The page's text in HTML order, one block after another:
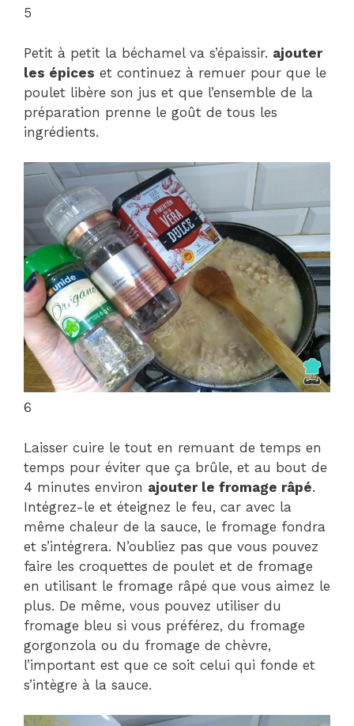
5
Petit à petit la béchamel va s’épaissir. ajouter
les épices et continuez à remuer pour que le
poulet libère son jus et que l’ensemble de la
préparation prenne le goût de tous les
ingrédients.
6
Laisser cuire le tout en remuant de temps en
temps pour éviter que ça brûle, et au bout de
4 minutes environ ajouter le fromage râpé.
Intégrez-le et éteignez le feu, car avec la
même chaleur de la sauce, le fromage fondra
et s’intégrera. N’oubliez pas que vous pouvez
faire les croquettes de poulet et de fromage
en utilisant le fromage râpé que vous aimez le
plus. De même, vous pouvez utiliser du
fromage bleu si vous préférez, du fromage
gorgonzola ou du fromage de chèvre,
l’important est que ce soit celui qui fonde et
s’intègre à la sauce.